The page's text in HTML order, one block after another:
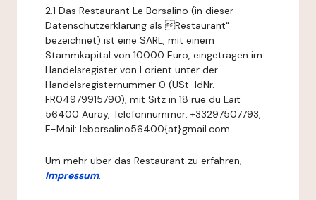
2.1 Das Restaurant Le Borsalino (in dieser
Datenschutzerklärung als Restaurant"
bezeichnet) ist eine SARL, mit einem
Stammkapital von 10000 Euro, eingetragen im
Handelsregister von Lorient unter der
Handelsregisternummer 0 (USt-IdNr.
FR04979915790), mit Sitz in 18 rue du Lait
56400 Auray, Telefonnummer: +33297507793,
E-Mail: leborsalino56400{at}gmail.com.
Um mehr über das Restaurant zu erfahren,
Impressum.